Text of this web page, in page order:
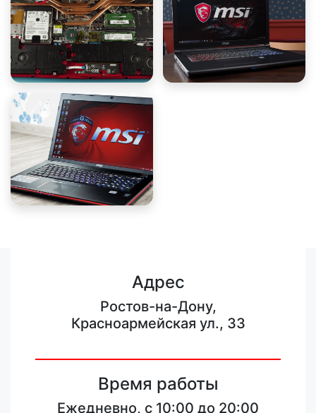
Адрес
Ростов-на-Дону,
Красноармейская ул., 33
Время работы
Ежедневно, с 10:00 до 20:00